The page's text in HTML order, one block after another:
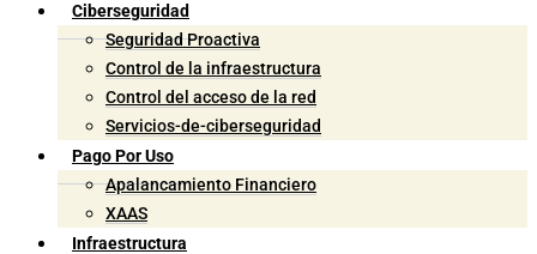
Ciberseguridad
Seguridad Proactiva
Control de la infraestructura
Control del acceso de la red
Servicios-de-ciberseguridad
Pago Por Uso
Apalancamiento Financiero
XAAS
Infraestructura